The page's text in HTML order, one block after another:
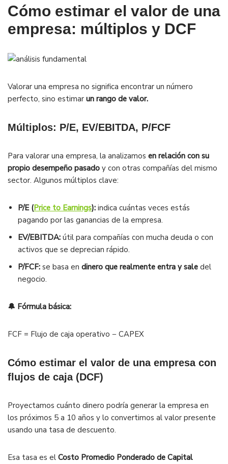
Cómo estimar el valor de una
empresa: múltiplos y DCF
Valorar una empresa no significa encontrar un número
perfecto, sino estimar un rango de valor.
Múltiplos: P/E, EV/EBITDA, P/FCF
Para valorar una empresa, la analizamos en relación con su
propio desempeño pasado y con otras compañías del mismo
sector. Algunos múltiplos clave:
P/E (Price to Earnings): indica cuántas veces estás
pagando por las ganancias de la empresa.
EV/EBITDA: útil para compañías con mucha deuda o con
activos que se deprecian rápido.
P/FCF: se basa en dinero que realmente entra y sale del
negocio.
🔔 Fórmula básica:
FCF = Flujo de caja operativo − CAPEX
Cómo estimar el valor de una empresa con
flujos de caja (DCF)
Proyectamos cuánto dinero podría generar la empresa en
los próximos 5 a 10 años y lo convertimos al valor presente
usando una tasa de descuento.
Esa tasa es el Costo Promedio Ponderado de Capital